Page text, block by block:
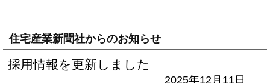
住宅産業新聞社からのお知らせ
採用情報を更新しました
2025年12月11日